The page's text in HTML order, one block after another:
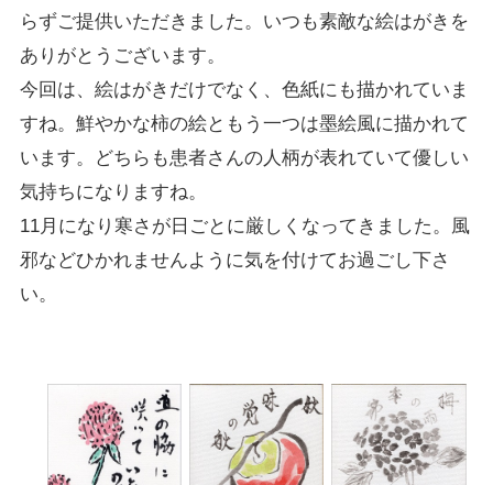
らずご提供いただきました。いつも素敵な絵はがきを
ありがとうございます。
今回は、絵はがきだけでなく、色紙にも描かれていま
すね。鮮やかな柿の絵ともう一つは墨絵風に描かれて
います。どちらも患者さんの人柄が表れていて優しい
気持ちになりますね。
11月になり寒さが日ごとに厳しくなってきました。風
邪などひかれませんように気を付けてお過ごし下さ
い。